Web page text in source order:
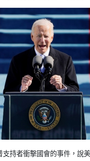
持者衝擊國會的事件，說